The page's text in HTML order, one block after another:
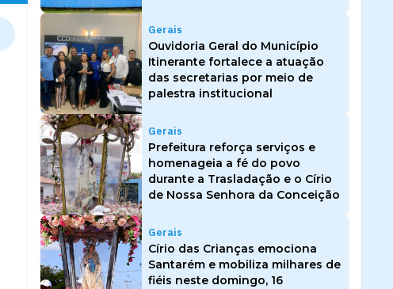
Gerais
Ouvidoria Geral do Município
Itinerante fortalece a atuação
das secretarias por meio de
palestra institucional
Gerais
Prefeitura reforça serviços e
homenageia a fé do povo
durante a Trasladação e o Círio
de Nossa Senhora da Conceição
Gerais
Círio das Crianças emociona
Santarém e mobiliza milhares de
fiéis neste domingo, 16